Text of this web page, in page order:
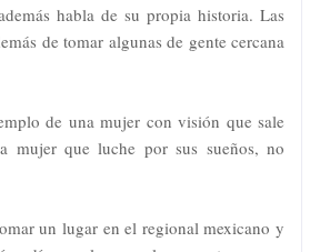
habla de su propia historia. Las
de tomar algunas de gente cercana
de una mujer con visión que sale
mujer que luche por sus sueños, no
un lugar en el regional mexicano y